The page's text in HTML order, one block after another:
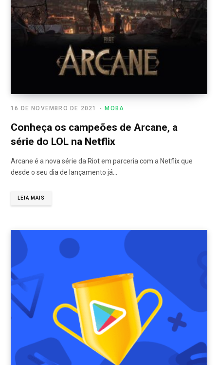
MOBA
16 DE NOVEMBRO DE 2021
Conheça os campeões de Arcane, a
série do LOL na Netflix
Arcane é a nova série da Riot em parceria com a Netflix que
desde o seu dia de lançamento já…
LEIA MAIS